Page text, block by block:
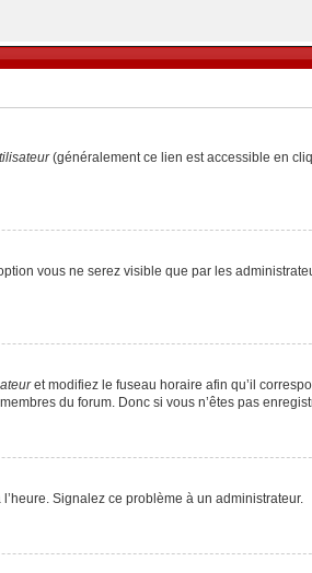
(généralement ce lien est accessible en
vous ne serez visible que par les
et modifiez le fuseau horaire afin qu’il
du forum. Donc si vous n’êtes pas
Signalez ce problème à un administrateur.